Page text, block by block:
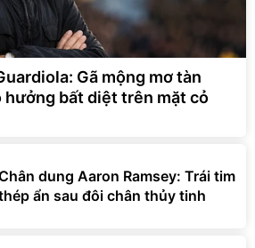
Gã mộng mơ tàn
hưởng bất diệt trên mặt cỏ
dung Aaron Ramsey: Trái tim
ẩn sau đôi chân thủy tinh